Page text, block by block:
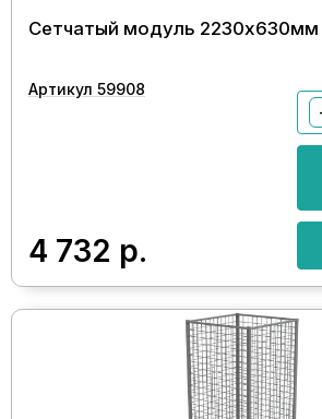
Сетчатый модуль
Артикул 59908
4 732 р.